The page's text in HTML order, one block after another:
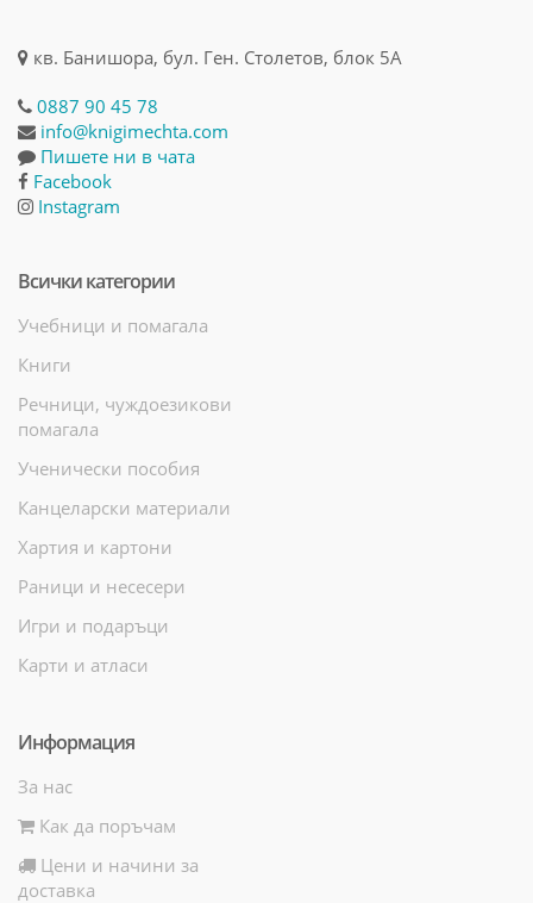
кв. Банишора, бул. Ген. Столетов, блок 5А
0887 90 45 78
info@knigimechta.com
Пишете ни в чата
Facebook
Instagram
Всички категории
Учебници и помагала
Книги
Речници, чуждоезикови
помагала
Ученически пособия
Канцеларски материали
Хартия и картони
Раници и несесери
Игри и подаръци
Карти и атласи
Информация
За нас
Как да поръчам
Цени и начини за
доставка